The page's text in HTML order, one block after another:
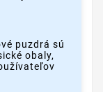
puzdrá sú
obaly,